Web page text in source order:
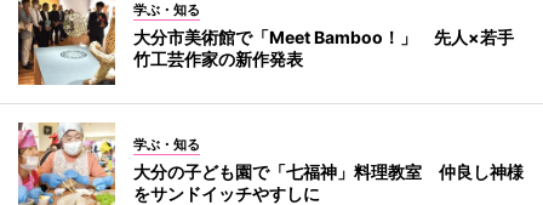
学ぶ・知る
大分市美術館で「Meet Bamboo！」 先人×若手
竹工芸作家の新作発表
学ぶ・知る
大分の子ども園で「七福神」料理教室 仲良し神様
をサンドイッチやすしに